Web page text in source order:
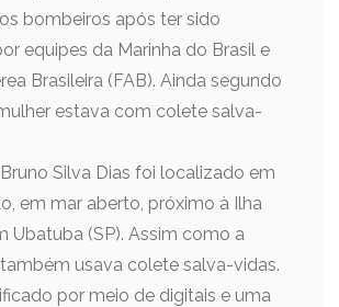
bombeiros após ter sido
equipes da Marinha do Brasil e
Brasileira (FAB). Ainda segundo
estava com colete salva-
Silva Dias foi localizado em
em mar aberto, próximo à Ilha
Ubatuba (SP). Assim como a
usava colete salva-vidas.
por meio de digitais e uma